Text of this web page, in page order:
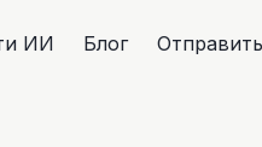
ИИ Блог Отправить